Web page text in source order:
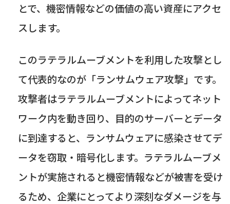
とで、機密情報などの価値の高い資産にアクセ
スします。
このラテラルムーブメントを利用した攻撃とし
て代表的なのが「ランサムウェア攻撃」です。
攻撃者はラテラルムーブメントによってネット
ワーク内を動き回り、目的のサーバーとデータ
に到達すると、ランサムウェアに感染させてデ
ータを窃取・暗号化します。ラテラルムーブメ
ントが実施されると機密情報などが被害を受け
るため、企業にとってより深刻なダメージを与